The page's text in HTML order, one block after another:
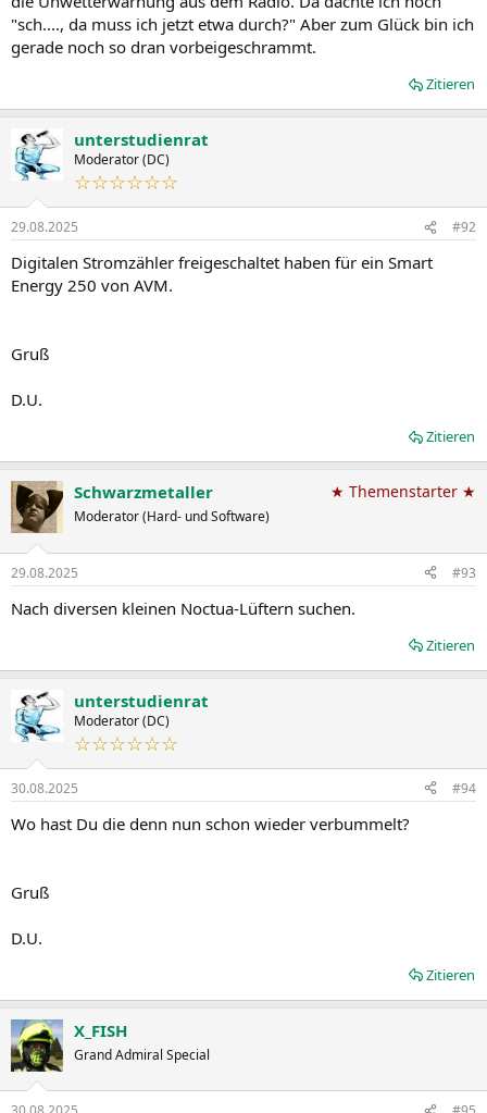
"sch...., da muss ich jetzt etwa durch?" Aber zum Glück bin ich
gerade noch so dran vorbeigeschrammt.
Zitieren
unterstudienrat
Moderator (DC)
☆☆☆☆☆☆
29.08.2025 #92
Digitalen Stromzähler freigeschaltet haben für ein Smart
Energy 250 von AVM.
Gruß
D.U.
Zitieren
Schwarzmetaller
Moderator (Hard- und Software)
★ Themenstarter ★
29.08.2025 #93
Nach diversen kleinen Noctua-Lüftern suchen.
Zitieren
unterstudienrat
Moderator (DC)
☆☆☆☆☆☆
30.08.2025 #94
Wo hast Du die denn nun schon wieder verbummelt?
Gruß
D.U.
Zitieren
X_FISH
Grand Admiral Special